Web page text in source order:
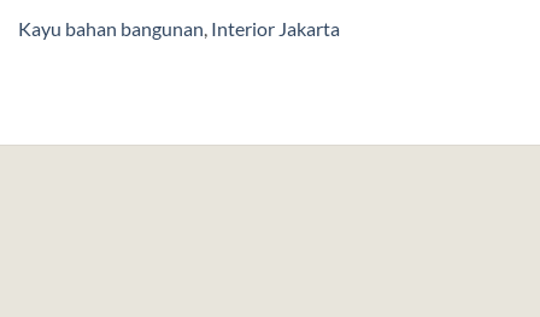
Kayu bahan bangunan Interior Jakarta